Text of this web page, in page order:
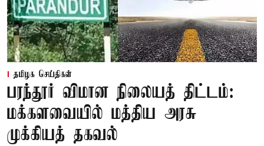
தமிழக செய்திகள்
பரந்தூர் விமான நிலையத் திட்டம்:
மக்களவையில் மத்திய அரசு
முக்கியத் தகவல்